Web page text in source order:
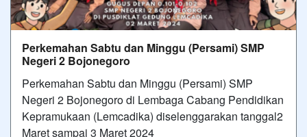
Perkemahan Sabtu dan Minggu (Persami) SMP
Negeri 2 Bojonegoro
Perkemahan Sabtu dan Minggu (Persami) SMP
Negeri 2 Bojonegoro di Lembaga Cabang Pendidikan
Kepramukaan (Lemcadika) diselenggarakan tanggal2
Maret sampai 3 Maret 2024